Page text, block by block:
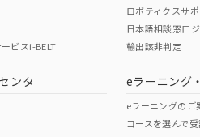
この製品の規格認証/適合
の他の認証はこちらのページからご検
ビスi-BELT
ンタ
ロボティクスサ
日本語相談窓口
輸出該非判定
eラーニング
eラーニングのご
コースを選んで